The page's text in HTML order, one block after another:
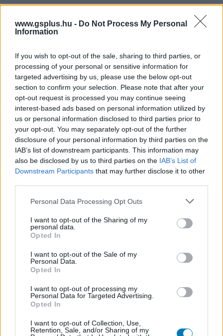
www.gsplus.hu - Do Not Process My Personal
Information
If you wish to opt-out of the sale, sharing to third parties, or
processing of your personal or sensitive information for
targeted advertising by us, please use the below opt-out
section to confirm your selection. Please note that after your
opt-out request is processed you may continue seeing
interest-based ads based on personal information utilized by
us or personal information disclosed to third parties prior to
your opt-out. You may separately opt-out of the further
disclosure of your personal information by third parties on the
IAB’s list of downstream participants. This information may
also be disclosed by us to third parties on the IAB’s List of
Downstream Participants that may further disclose it to other
Please note that this website/app uses one or more Google
not limited to your visit or usage behaviour. You may click to
grant or deny consent to Google and its third-party tags to
use your data for below specified purposes in below Google
consent section.
Personal Data Processing Opt Outs
I want to opt-out of the Sharing of my
personal data.
Opted In
I want to opt-out of the Sale of my
Personal Data.
Opted In
I want to opt-out of processing my
Personal Data for Targeted Advertising.
Opted In
I want to opt-out of Collection, Use,
Retention, Sale, and/or Sharing of my
#kpop demon hunters #netflix
Hozzászólások
Nagyágyúkkal erősít júniusban
a PlayStation Plus
2026 június 10. 18:47
A Final Fantasy XVI és a Sonic X Shadow
Generations is érkezik.
Unmute Loaded:
21.02%
játékkatalógusának kínálatát, és ezúttal elég erős hónap